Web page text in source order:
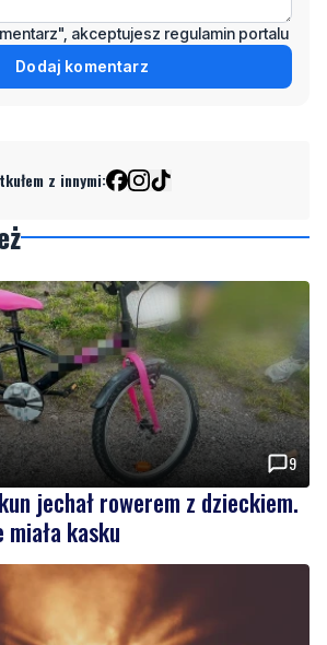
9
jechał rowerem z dzieckiem.
kasku